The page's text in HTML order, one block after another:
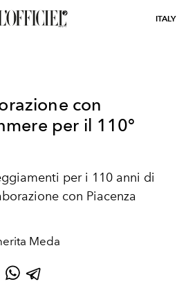
ITALY
con
per il 110°
per i 110 anni di
con Piacenza
Meda